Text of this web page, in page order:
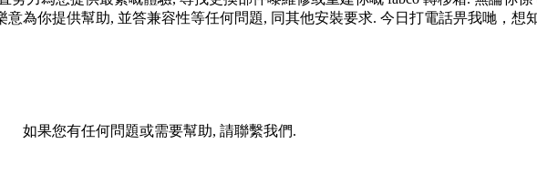
為你提供幫助, 並答兼容性等任何問題, 同其他安裝要求. 今日打電話畀我哋，想
如果您有任何問題或需要幫助, 請聯繫我們.